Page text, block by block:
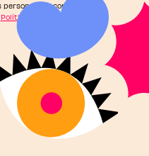
y conocer tus
Política de Privacidad